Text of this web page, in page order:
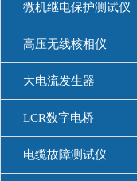
微机继电保护测试仪
高压无线核相仪
大电流发生器
LCR数字电桥
电缆故障测试仪